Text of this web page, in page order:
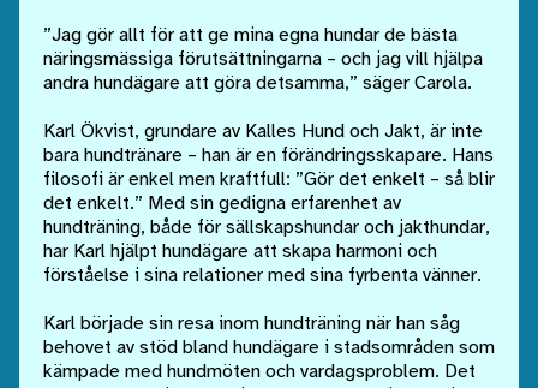
”Jag gör allt för att ge mina egna hundar de bästa
näringsmässiga förutsättningarna – och jag vill hjälpa
andra hundägare att göra detsamma,” säger Carola.
Karl Ökvist, grundare av Kalles Hund och Jakt, är inte
bara hundtränare – han är en förändringsskapare. Hans
filosofi är enkel men kraftfull: ”Gör det enkelt – så blir
det enkelt.” Med sin gedigna erfarenhet av
hundträning, både för sällskapshundar och jakthundar,
har Karl hjälpt hundägare att skapa harmoni och
förståelse i sina relationer med sina fyrbenta vänner.
Karl började sin resa inom hundträning när han såg
behovet av stöd bland hundägare i stadsområden som
kämpade med hundmöten och vardagsproblem. Det